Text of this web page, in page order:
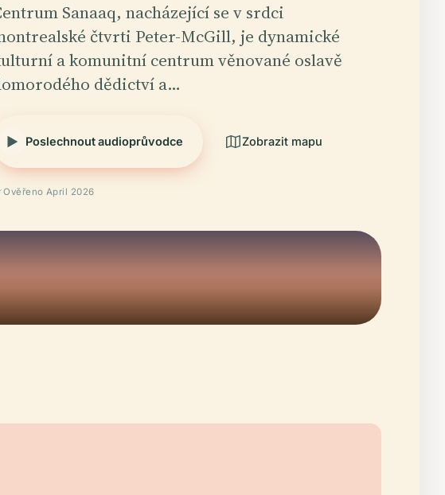
Sanaaq, nacházející se v srdci
čtvrti Peter-McGill, je dynamické
a komunitní centrum věnované oslavě
dědictví a…
Poslechnout audioprůvodce Zobrazit mapu
Ověřeno April 2026